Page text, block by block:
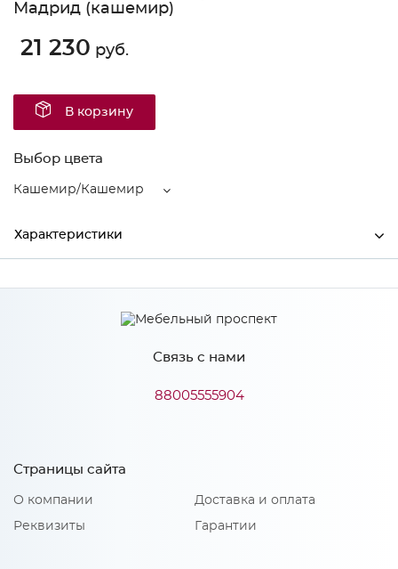
Мадрид (кашемир)
21 230 руб.
В корзину
Выбор цвета
Кашемир/Кашемир
Характеристики
Ширина 800
2300
520
Тэкс
Материал
Связь с нами
88005555904
Страницы сайта
О компании
Реквизиты
Доставка и оплата
Гарантии